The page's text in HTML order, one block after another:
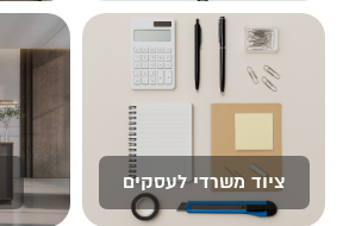
ציוד משרדי לעסקים